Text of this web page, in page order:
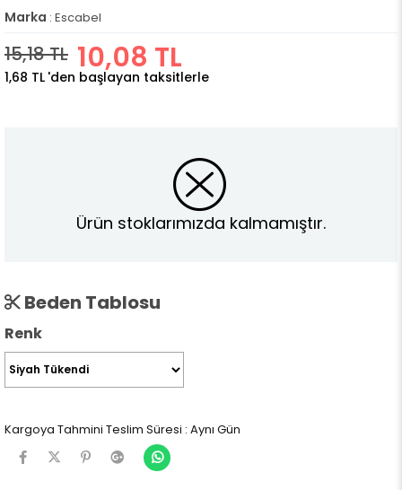
Marka : Escabel
15,18 TL 10,08 TL
1,68 TL 'den başlayan taksitlerle
Ürün stoklarımızda kalmamıştır.
Beden Tablosu
Renk
Kargoya Tahmini Teslim Süresi : Aynı Gün